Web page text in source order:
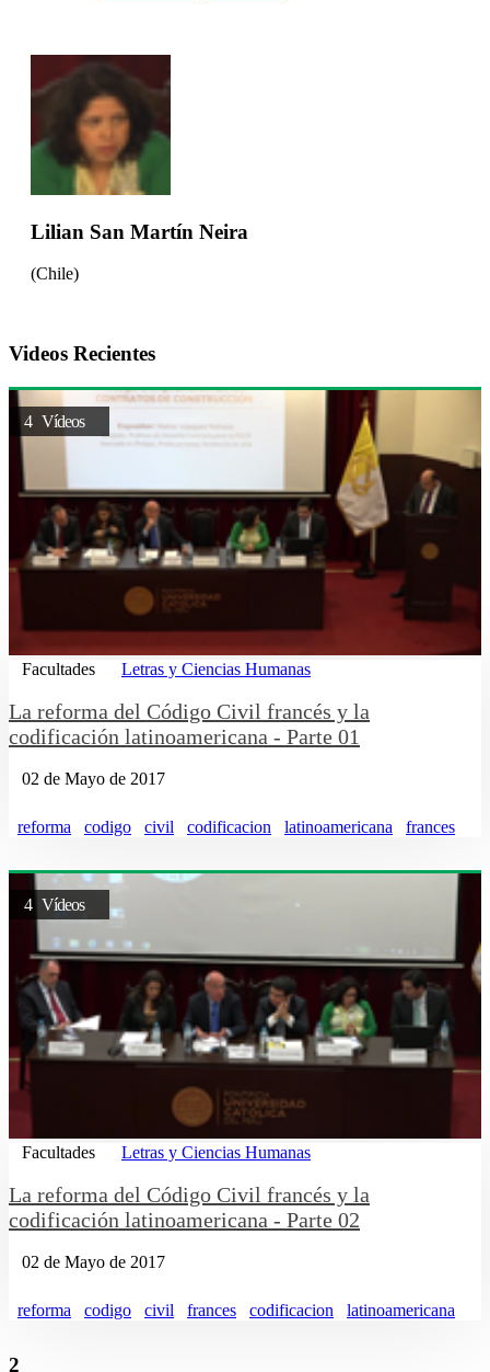
Lilian San Martín Neira
(Chile)
Videos Recientes
4 Vídeos
Facultades Letras y Ciencias Humanas
La reforma del Código Civil francés y la
codificación latinoamericana - Parte 01
02 de Mayo de 2017
reforma codigo civil codificacion latinoamericana frances
4 Vídeos
Facultades Letras y Ciencias Humanas
La reforma del Código Civil francés y la
codificación latinoamericana - Parte 02
02 de Mayo de 2017
reforma codigo civil frances codificacion latinoamericana
2